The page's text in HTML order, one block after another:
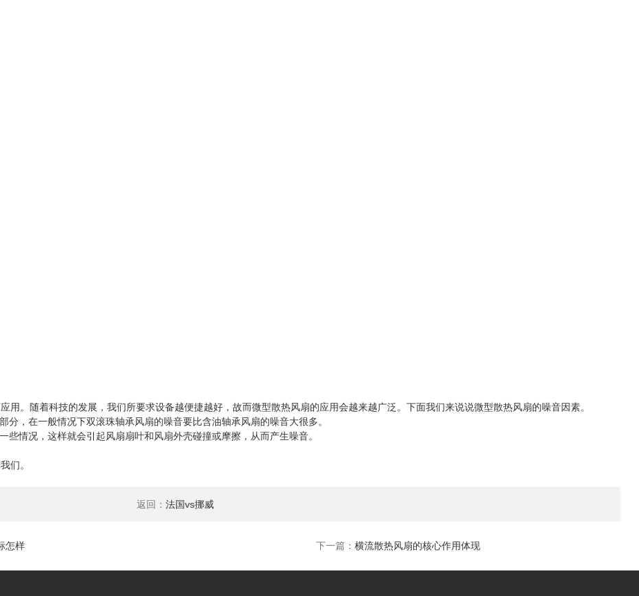
用。随着科技的发展，我们所要求设备越便捷越好，故而微型散热风扇的应用会越来越广泛。下面我们来说说微型散热风扇的噪音因素。
，在一般情况下双滚珠轴承风扇的噪音要比含油轴承风扇的噪音大很多。
情况，这样就会引起风扇扇叶和风扇外壳碰撞或摩擦，从而产生噪音。
们。
返回： 法国vs挪威
怎样 下一篇： 横流散热风扇的核心作用体现